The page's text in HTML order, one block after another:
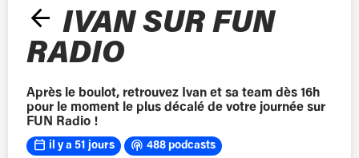
arrow_back IVAN SUR FUN
RADIO
Après le boulot, retrouvez Ivan et sa team dès 16h
pour le moment le plus décalé de votre journée sur
FUN Radio !
calendar_today il y a 51 jours podcasts 488 podcasts